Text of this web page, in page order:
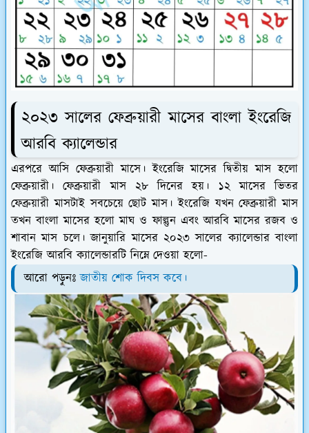
২০২৩ সালের ফেব্রুয়ারী মাসের বাংলা ইংরেজি
আরবি ক্যালেন্ডার
এরপরে আসি ফেব্রুয়ারী মাসে। ইংরেজি মাসের দ্বিতীয় মাস হলো
ফেব্রুয়ারী। ফেব্রুয়ারী মাস ২৮ দিনের হয়। ১২ মাসের ভিতর
ফেব্রুয়ারী মাসটাই সবচেয়ে ছোট মাস। ইংরেজি যখন ফেব্রুয়ারী মাস
তখন বাংলা মাসের হলো মাঘ ও ফাল্গুন এবং আরবি মাসের রজব ও
শাবান মাস চলে। জানুয়ারি মাসের ২০২৩ সালের ক্যালেন্ডার বাংলা
ইংরেজি আরবি ক্যালেন্ডারটি নিম্নে দেওয়া হলো-
আরো পড়ুনঃজাতীয় শোক দিবস কবে।